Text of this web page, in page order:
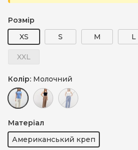
Розмір
XS
S M L
XXL
Колір: Молочний
Матеріал
Американський креп